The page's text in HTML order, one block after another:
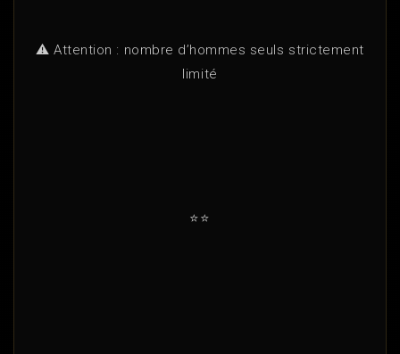
⚠️ Attention : nombre d’hommes seuls strictement
limité
⭐⭐